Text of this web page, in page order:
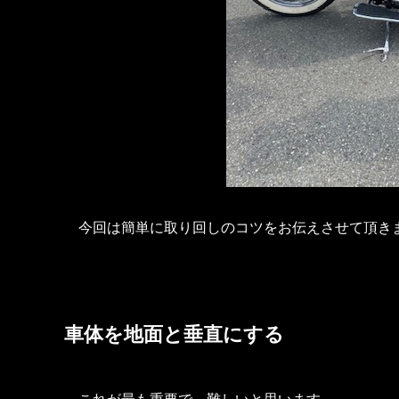
今回は簡単に取り回しのコツをお伝えさせて頂き
車体を地面と垂直にする